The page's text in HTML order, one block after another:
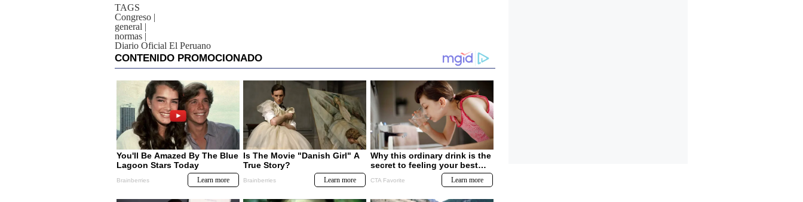
TAGS
Congreso |
general |
normas |
Diario Oficial El Peruano